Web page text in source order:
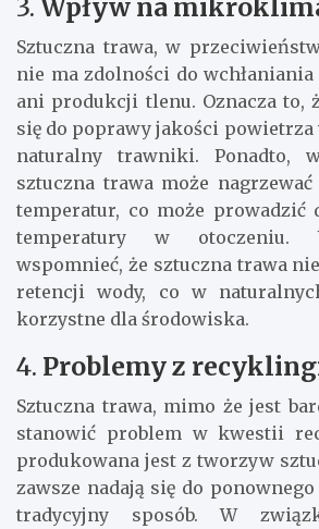
3. Wpływ na
Sztuczna trawa, w
nie ma zdolności do
ani produkcji tlenu. Oznacza to,
się do poprawy jakości
naturalny trawniki. Ponadto,
sztuczna trawa może
temperatur, co może prowadzić
temperatury w otoczeniu.
wspomnieć, że sztuczna trawa
retencji wody, co w
korzystne dla środowiska.
4. Problemy z
Sztuczna trawa, mimo że jest
stanowić problem w kwestii
produkowana jest z tworzyw
zawsze nadają się do
tradycyjny sposób. W